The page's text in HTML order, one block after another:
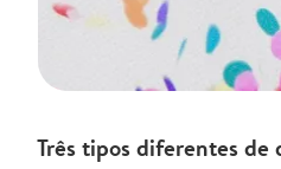
Três tipos diferentes